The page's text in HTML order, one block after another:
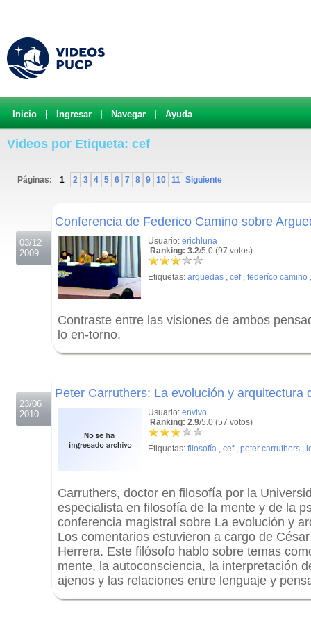
Inicio Ingresar Navegar Ayuda
Videos por Etiqueta: cef
Páginas: 1 2 3 4 5 6 7 8 9 10 11 Siguiente
03/12
2009
Conferencia de Federico Camino sobre
Usuario: erichluna
Ranking: 3.2/5.0 (97 votos)
Etiquetas: arguedas , cef, federíco camino
Contraste entre las visiones de ambos
lo en-torno.
23/06
2010
Peter Carruthers: La evolución y arquitectura
Usuario: envivo
Ranking: 2.9/5.0 (57 votos)
Etiquetas: filosofía , cef, peter carruthers ,
Carruthers, doctor en filosofía por la
especialista en filosofía de la mente y de la
conferencia magistral sobre La evolución y
Los comentarios estuvieron a cargo de
Herrera. Este filósofo hablo sobre temas
mente, la autoconsciencia, la interpretación
ajenos y las relaciones entre lenguaje y